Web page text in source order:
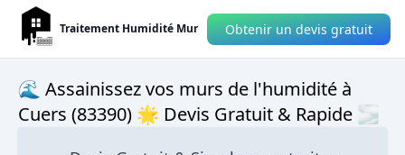
Traitement Humidité Mur Obtenir un devis gratuit
🌊 Assainissez vos murs de l'humidité à
Cuers (83390) 🌟 Devis Gratuit & Rapide 🌫